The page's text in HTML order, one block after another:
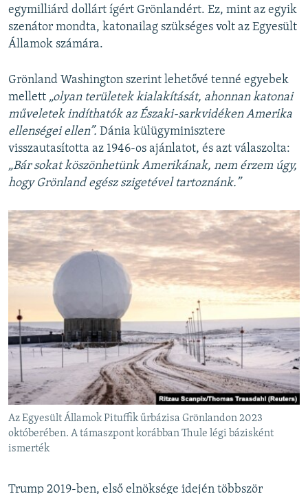
egymilliárd dollárt ígért Grönlandért. Ez, mint az egyik
szenátor mondta, katonailag szükséges volt az Egyesült
Államok számára.
Grönland Washington szerint lehetővé tenné egyebek
mellett „olyan területek kialakítását, ahonnan katonai
műveletek indíthatók az Északi-sarkvidéken Amerika
ellenségei ellen”. Dánia külügyminisztere
visszautasította az 1946-os ajánlatot, és azt válaszolta:
„Bár sokat köszönhetünk Amerikának, nem érzem úgy,
hogy Grönland egész szigetével tartoznánk.”
Az Egyesült Államok Pituffik űrbázisa Grönlandon 2023
októberében. A támaszpont korábban Thule légi bázisként
ismerték
Trump 2019-ben, első elnöksége idején többször